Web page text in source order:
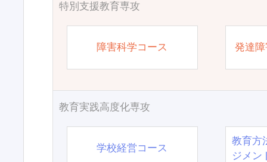
特別支援教育専攻
障害科学コース 発達
教育実践高度化専攻
学校経営コース
教育方
ジメン